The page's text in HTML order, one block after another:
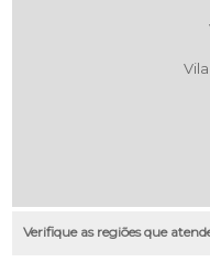
Verifique as regiões que